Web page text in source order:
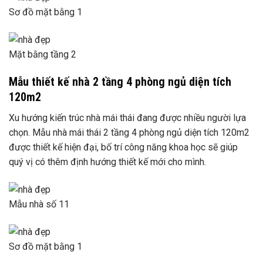
Sơ đồ mặt bằng 1
Mặt bằng tầng 2
Mẫu thiết kế nhà 2 tầng 4 phòng ngủ diện tích
120m2
Xu hướng kiến ​​trúc nhà mái thái đang được nhiều người lựa
chọn. Mẫu nhà mái thái 2 tầng 4 phòng ngủ diện tích 120m2
được thiết kế hiện đại, bố trí công năng khoa học sẽ giúp
quý vị có thêm định hướng thiết kế mới cho mình.
Mẫu nhà số 11
Sơ đồ mặt bằng 1